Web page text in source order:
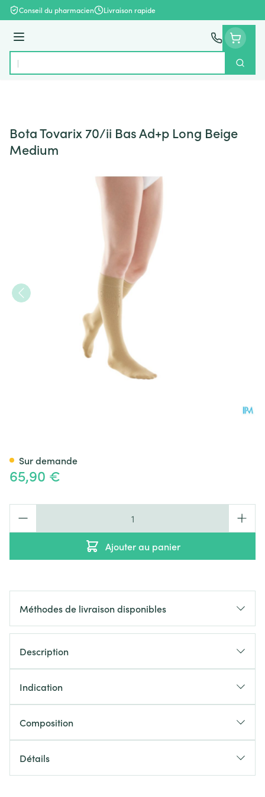
Aller au contenu
Conseil du pharmacien Livraison rapide
Menu
Rechercher
Bota Tovarix 70/ii Bas Ad+p Long Beige
Medium
65,90 €
Ajouter au panier
Sur demande
Méthodes de livraison disponibles
Description
Indication
Composition
Détails